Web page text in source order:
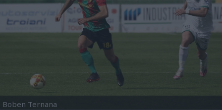
Boben Ternana